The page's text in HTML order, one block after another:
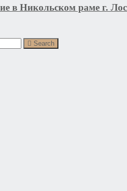
в Никольском раме г.
Search